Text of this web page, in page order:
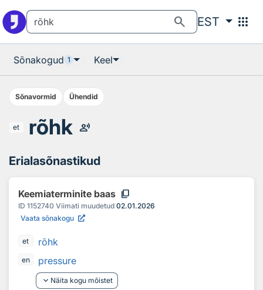
search EST apps
Sõnakogud 1 Keel
Sõnavormid Ühendid
et rõhk record_voice_over
Erialasõnastikud
Keemiaterminite baas content_copy
ID 1152740 Viimati muudetud 02.01.2026
Vaata sõnakogu
et rõhk
en
pressure
keyboard_arrow_down Näita kogu mõistet